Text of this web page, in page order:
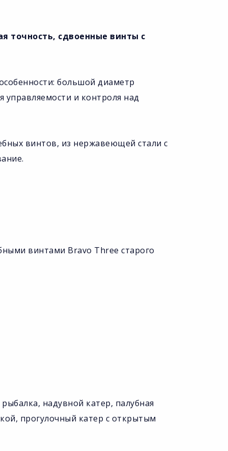
точность, сдвоенные винты с
большой диаметр
и контроля над
винтов, из нержавеющей стали с
винтами Bravo Three старого
надувной катер, палубная
прогулочный катер с открытым